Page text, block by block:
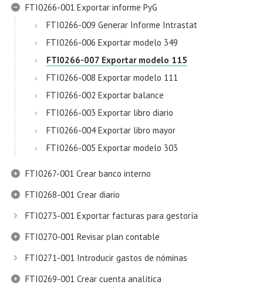
FTI0266-001 Exportar informe PyG
FTI0266-009 Generar Informe Intrastat
FTI0266-006 Exportar modelo 349
FTI0266-007 Exportar modelo 115
FTI0266-008 Exportar modelo 111
FTI0266-002 Exportar balance
FTI0266-003 Exportar libro diario
FTI0266-004 Exportar libro mayor
FTI0266-005 Exportar modelo 303
FTI0267-001 Crear banco interno
FTI0268-001 Crear diario
FTI0273-001 Exportar facturas para gestoría
FTI0270-001 Revisar plan contable
FTI0271-001 Introducir gastos de nóminas
FTI0269-001 Crear cuenta analítica